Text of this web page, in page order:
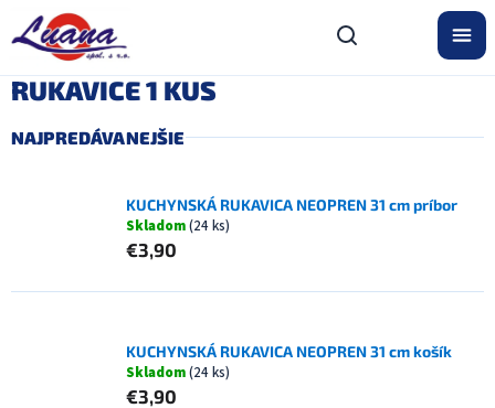
obsah
RUKAVICE 1 KUS
NAJPREDÁVANEJŠIE
KUCHYNSKÁ RUKAVICA NEOPREN 31 cm príbor
Skladom(24 ks)
€3,90
KUCHYNSKÁ RUKAVICA NEOPREN 31 cm košík
Skladom(24 ks)
€3,90